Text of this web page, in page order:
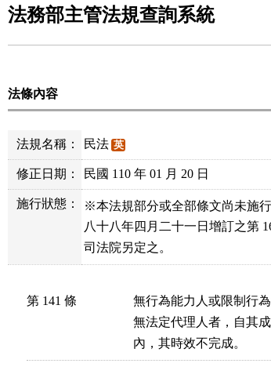
法務部主管法規查詢系統
法條內容
法規名稱： 民法 英
修正日期： 民國 110 年 01 月 20 日
施行狀態：
※本法規部分或全部條文尚未施
八十八年四月二十一日增訂之第
司法院另定之。
第 141 條
無行為能力人或限制行
無法定代理人者，自其
內，其時效不完成。